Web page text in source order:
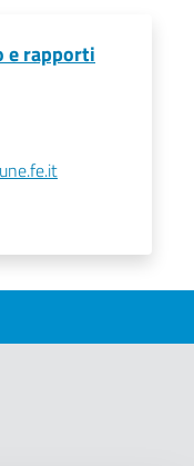
e rapporti